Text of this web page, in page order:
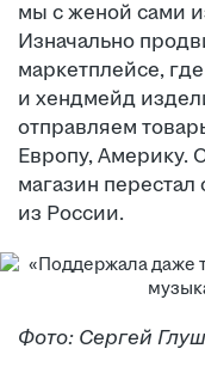
мы с женой сами
Изначально
маркетплейсе,
и хендмейд
отправляем
Европу, Америку.
магазин
из России.
Фото: Сергей